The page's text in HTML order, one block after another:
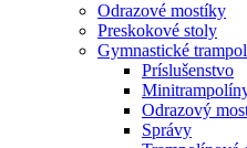
Odrazové mostíky
Preskokové stoly
Gymnastické
Príslušenstvo
Odrazový
Správy